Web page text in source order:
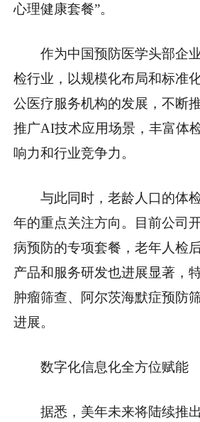
心理健康套餐”。
作为中国预防医学头部企
检行业，以规模化布局和标准
公医疗服务机构的发展，不断
推广AI技术应用场景，丰富体
响力和行业竞争力。
与此同时，老龄人口的体
年的重点关注方向。目前公司
病预防的专项套餐，老年人检
产品和服务研发也进展显著，
肿瘤筛查、阿尔茨海默症预防
进展。
数字化信息化全方位赋能
据悉，美年未来将陆续推